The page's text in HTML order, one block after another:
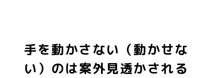
手を動かさない（動かせな
い）のは案外見透かされる